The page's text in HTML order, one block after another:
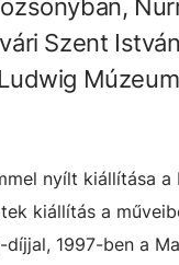
Szent
nyílt kiállítása
kiállítás a
1997-ben a